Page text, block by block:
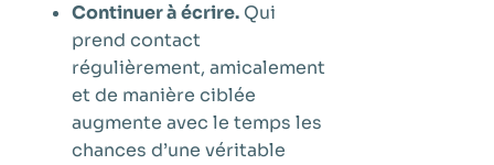
Continuer à écrire.Qui
prend contact
régulièrement, amicalement
et de manière ciblée
augmente avec le temps les
chances d’une véritable